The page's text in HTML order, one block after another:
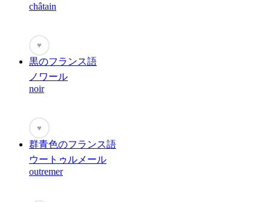
châtain
♥
黒のフランス語
ノワール
noir
♥
群青色のフランス語
ウートゥルメール
outremer